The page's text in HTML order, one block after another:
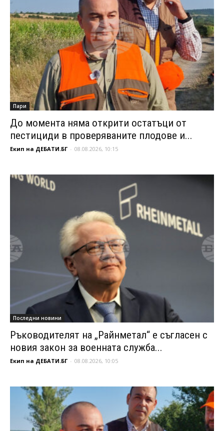
Пари
До момента няма открити остатъци от
пестициди в проверяваните плодове и...
Екип на ДЕБАТИ.БГ - 08.08.2026, 10:15
Последни новини
Ръководителят на „Райнметал“ е съгласен с
новия закон за военната служба...
Екип на ДЕБАТИ.БГ - 08.08.2026, 10:05